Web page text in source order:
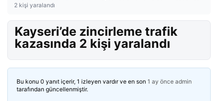
2 kişi yaralandı
Kayseri’de zincirleme trafik
kazasında 2 kişi yaralandı
Bu konu 0 yanıt içerir, 1 izleyen vardır ve en son 1 ay önce admin
tarafından güncellenmiştir.